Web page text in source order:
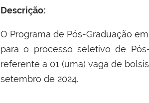
Descrição:
O Programa de Pós-Graduação
para o processo seletivo de
referente a 01 (uma) vaga de
setembro de 2024.